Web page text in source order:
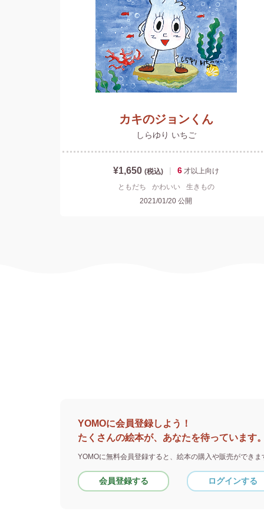
カキのジョンくん
しらゆり いちご
¥1,650 (税込) | 6 才以上向け
ともだち
かわいい
生きもの
2021/01/20 公開
YOMOに会員登録しよう！
たくさんの絵本が、あなたを待っています
YOMOに無料会員登録すると、 絵本の購入や販売ができま
会員登録する ログインする